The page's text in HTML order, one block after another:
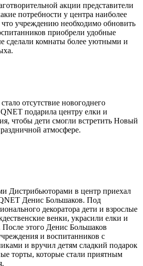
акции представители
потребности у центра наиболее
что учреждению необходимо обновить
приобрели удобные
сделали комнаты более уютными и
отсутствие новогоднего
подарила центру елки и
чтобы дети смогли встретить Новый
атмосфере.
Дистрибьюторами в центр приехал
Денис Большаков. Под
декоратора дети и взрослые
венки, украсили елки и
этого Денис Большаков
и воспитанников с
и вручил детям сладкий подарок
торты, которые стали приятным